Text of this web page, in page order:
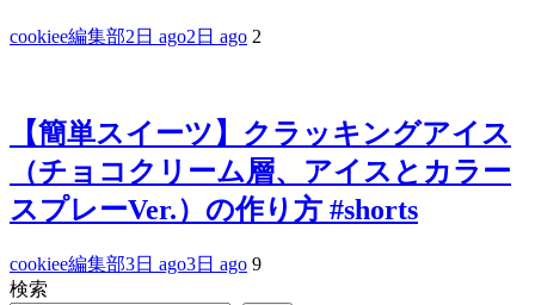
cookiee編集部2日 ago2日 ago 2
【簡単スイーツ】クラッキングアイス
（チョコクリーム層、アイスとカラー
スプレーVer.）の作り方 #shorts
cookiee編集部3日 ago3日 ago 9
検索